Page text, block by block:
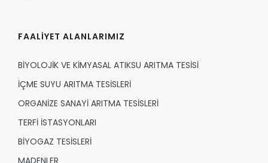
FAALİYET ALANLARIMIZ
BİYOLOJİK VE KİMYASAL ATIKSU ARITMA TESİSİ
İÇME SUYU ARITMA TESİSLERİ
ORGANİZE SANAYİ ARITMA TESİSLERİ
TERFİ İSTASYONLARI
BİYOGAZ TESİSLERİ
MADENLER